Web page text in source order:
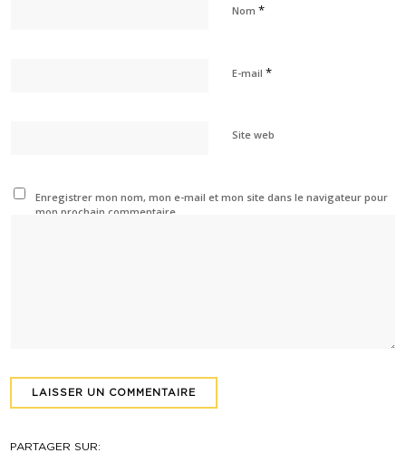
Nom*
E-mail*
Site web
Enregistrer mon nom, mon e-mail et mon site dans le navigateur pour
mon prochain commentaire.
PARTAGER SUR: